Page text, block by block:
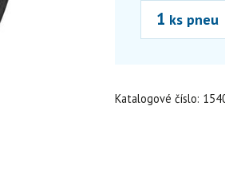
ks pneu
Katalogové číslo: